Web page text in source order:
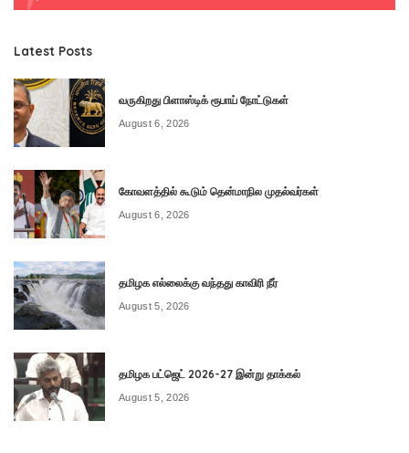
Latest Posts
வருகிறது பிளாஸ்டிக் ரூபாய் நோட்டுகள்
August 6, 2026
கோவளத்தில் கூடும் தென்மாநில முதல்வர்கள்
August 6, 2026
தமிழக எல்லைக்கு வந்தது காவிரி நீர்
August 5, 2026
தமிழக பட்ஜெட் 2026-27 இன்று தாக்கல்
August 5, 2026